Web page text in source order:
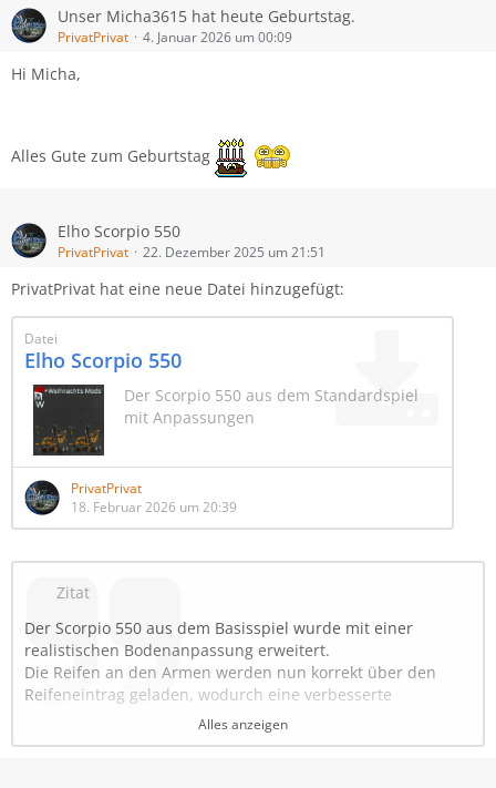
Unser Micha3615 hat heute Geburtstag.
PrivatPrivat 4. Januar 2026 um 00:09
Hi Micha,
Alles Gute zum Geburtstag
Elho Scorpio 550
PrivatPrivat 22. Dezember 2025 um 21:51
PrivatPrivat hat eine neue Datei hinzugefügt:
Datei
Elho Scorpio 550
Der Scorpio 550 aus dem Standardspiel
mit Anpassungen
PrivatPrivat
18. Februar 2026 um 20:39
Zitat
Der Scorpio 550 aus dem Basisspiel wurde mit einer
realistischen Bodenanpassung erweitert.
Die Reifen an den Armen werden nun korrekt über den
Reifeneintrag geladen, wodurch eine verbesserte
Anpassung an den Untergrund erreicht wird.
Alles anzeigen